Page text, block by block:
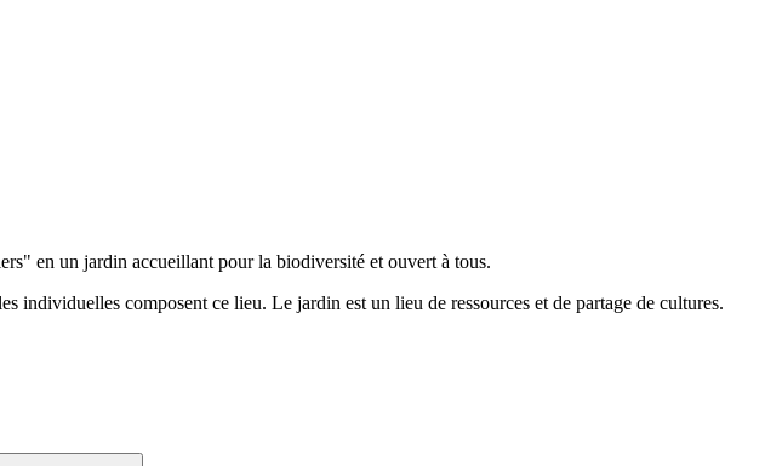
en un jardin accueillant pour la biodiversité et ouvert à tous.
individuelles composent ce lieu. Le jardin est un lieu de ressources et de partage de cultures.